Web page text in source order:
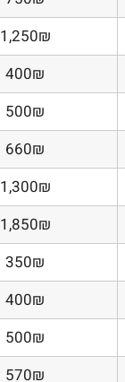
1,250₪
400₪
500₪
660₪
1,300₪
1,850₪
350₪
400₪
500₪
570₪